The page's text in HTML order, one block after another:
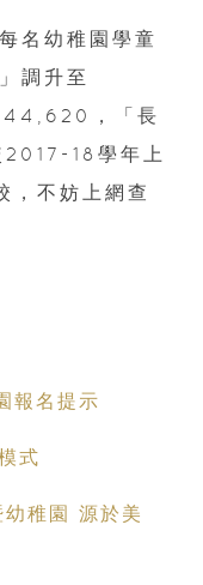
名幼稚園學童
調升至
，「長
18學年上
，不妨上網查
報名提示
式
稚園 源於美